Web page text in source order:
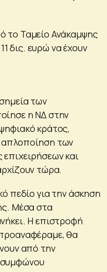
το Ταμείο Ανάκαμψης
δις. ευρώ να έχουν
των
η ΝΔ στην
κράτος,
των
και
τώρα.
πεδίο για την άσκηση
Μέσα στα
Η επιστροφή
θα
από την